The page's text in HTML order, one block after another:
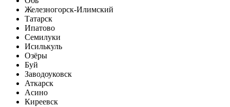
Железногорск-Илимский
Татарск
Ипатово
Семилуки
Исилькуль
Озёры
Буй
Заводоуковск
Аткарск
Асино
Киреевск